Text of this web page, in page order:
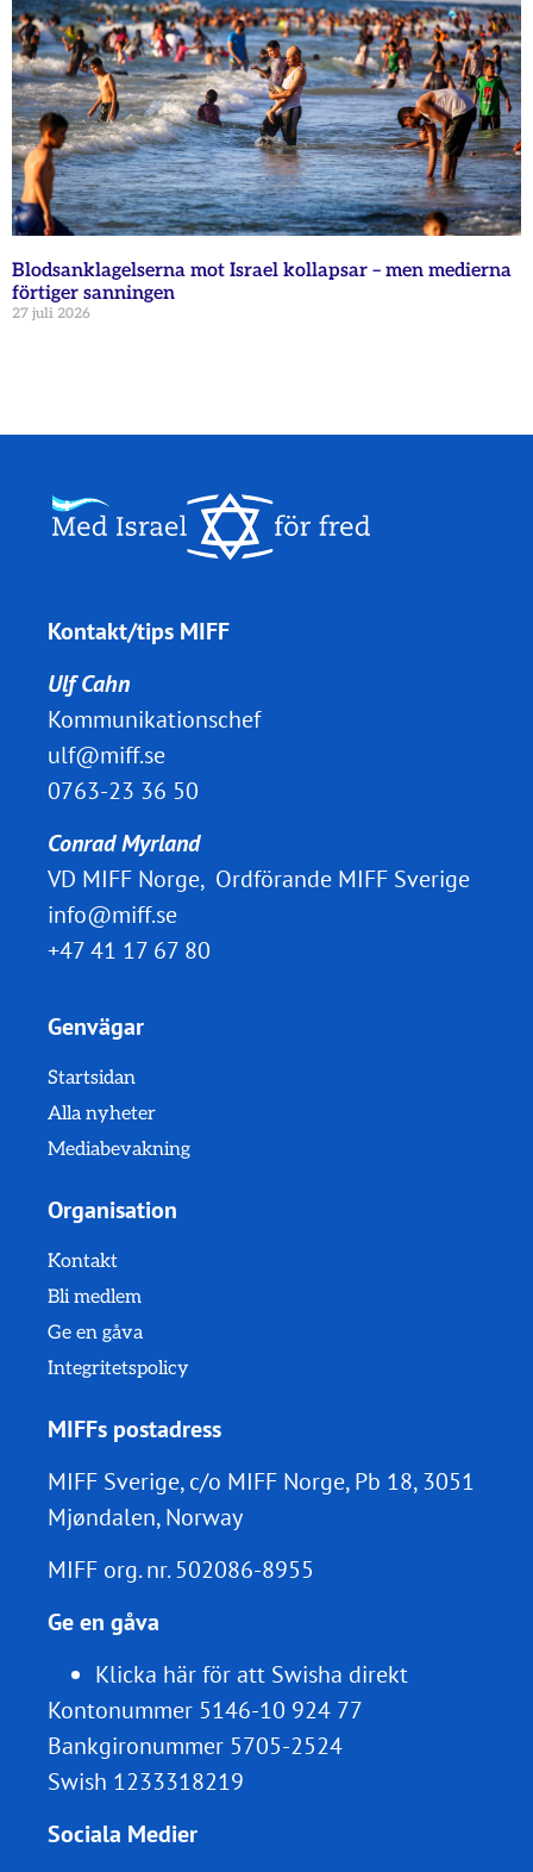
Blodsanklagelserna mot Israel kollapsar – men medierna
förtiger sanningen
27 juli 2026
Kontakt/tips MIFF
Ulf Cahn
Kommunikationschef
ulf@miff.se
0763-23 36 50
Conrad Myrland
VD MIFF Norge, Ordförande MIFF Sverige
info@miff.se
+47 41 17 67 80
Genvägar
Startsidan
Alla nyheter
Mediabevakning
Organisation
Kontakt
Bli medlem
Ge en gåva
Integritetspolicy
MIFFs postadress
MIFF Sverige, c/o MIFF Norge, Pb 18, 3051
Mjøndalen, Norway
MIFF org. nr.502086-8955
Ge en gåva
Klicka här för att Swisha direkt
Kontonummer 5146-10 924 77
Bankgironummer 5705-2524
Swish 1233318219
Sociala Medier